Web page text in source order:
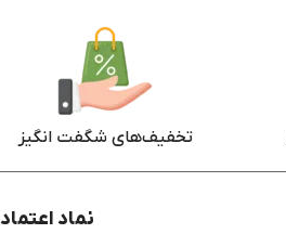
تخفیف‌های شگفت انگیز
نماد اعتماد